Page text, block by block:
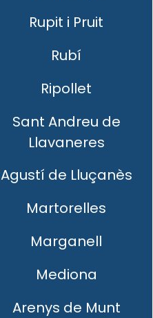
Rupit i Pruit
Rubí
Ripollet
Sant Andreu de
Llavaneres
Agustí de Lluçanès
Martorelles
Marganell
Mediona
Arenys de Munt